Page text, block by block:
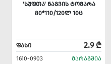
'ᲡᲣᲤᲗᲐ' ᲜᲐᲒᲕᲘᲡ ᲢᲝᲛᲐᲠᲐ
80*110/120Ლ 10Ც
ᲤᲐᲡᲘ 2.9 ₾
1610-0903 ᲛᲐᲠᲐᲒᲨᲘᲐ